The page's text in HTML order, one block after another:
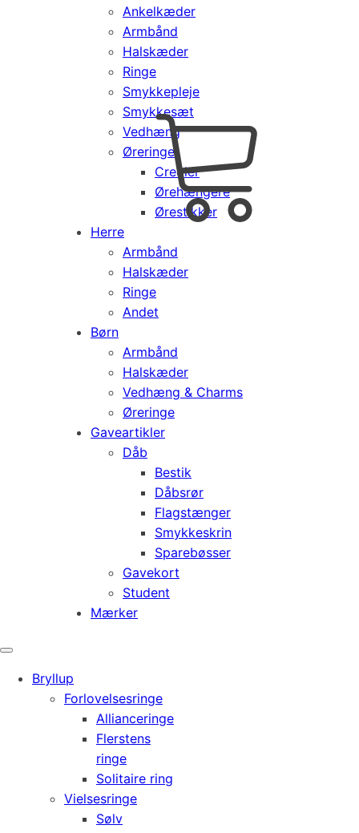
Ankelkæder
Armbånd
Halskæder
Ringe
Smykkepleje
Smykkesæt
Vedhæng
Øreringe
Creoler
Ørehængere
Ørestikker
Herre
Armbånd
Halskæder
Ringe
Andet
Børn
Armbånd
Halskæder
Vedhæng & Charms
Øreringe
Gaveartikler
Dåb
Bestik
Dåbsrør
Flagstænger
Smykkeskrin
Sparebøsser
Gavekort
Student
Mærker
Products
Bryllup
Forlovelsesringe
Allianceringe
Flerstens
ringe
Solitaire ring
Vielsesringe
Sølv